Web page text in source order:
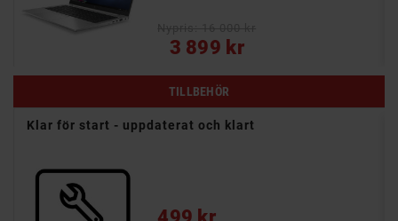
3 799 kr
Pris
TILLBEHÖR
Targus Classic+ Clamshell datorväska för upp till 15,6"